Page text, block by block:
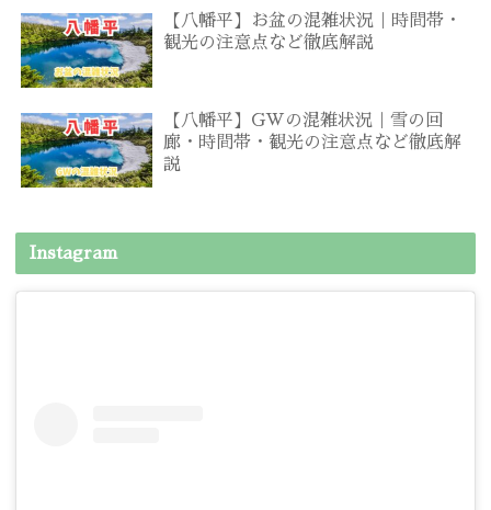
【八幡平】お盆の混雑状況｜時間帯・
観光の注意点など徹底解説
【八幡平】GWの混雑状況｜雪の回
廊・時間帯・観光の注意点など徹底解
説
Instagram